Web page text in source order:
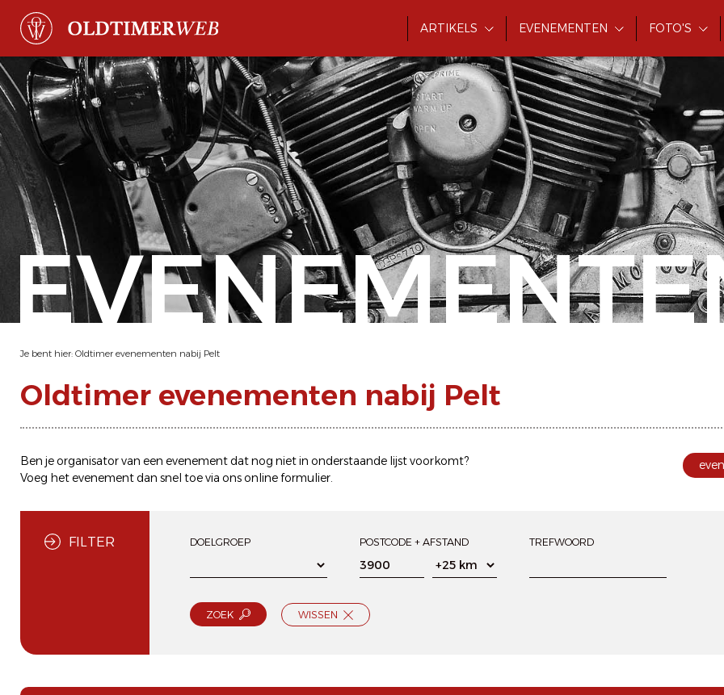
ARTIKELS EVENEMENTEN FOTO'S
Je bent hier: Oldtimer evenementen nabij Pelt
Oldtimer evenementen nabij Pelt
Ben je organisator van een evenement dat nog niet in onderstaande lijst voorkomt?
Voeg het evenement dan snel toe via onsonline formulier.
FILTER DOELGROEP POSTCODE + AFSTAND TREFWOORD
ZOEK WISSEN